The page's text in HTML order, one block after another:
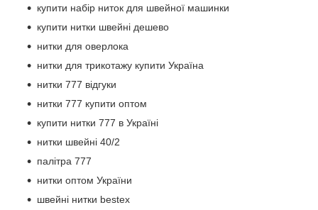
купити набір ниток для швейної машинки
купити нитки швейні дешево
нитки для оверлока
нитки для трикотажу купити Україна
нитки 777 відгуки
нитки 777 купити оптом
купити нитки 777 в Україні
нитки швейні 40/2
палітра 777
нитки оптом України
швейні нитки bestex